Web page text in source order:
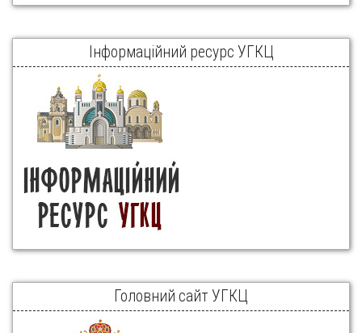
Інформаційний ресурс УГКЦ
Головний сайт УГКЦ